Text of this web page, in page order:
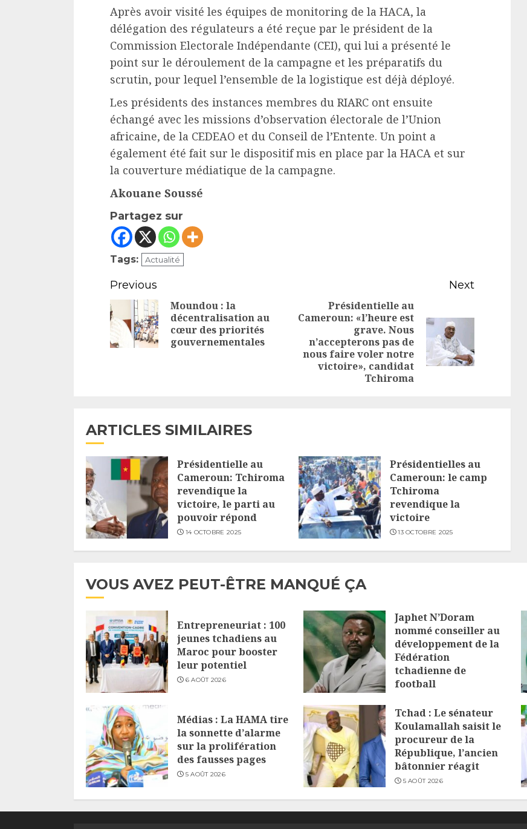
Après avoir visité les équipes de monitoring de la HACA, la
délégation des régulateurs a été reçue par le président de la
Commission Electorale Indépendante (CEI), qui lui a présenté le
point sur le déroulement de la campagne et les préparatifs du
scrutin, pour lequel l’ensemble de la logistique est déjà déployé.
Les présidents des instances membres du RIARC ont ensuite
échangé avec les missions d’observation électorale de l’Union
africaine, de la CEDEAO et du Conseil de l’Entente. Un point a
également été fait sur le dispositif mis en place par la HACA et sur
la couverture médiatique de la campagne.
Akouane Soussé
Partagez sur
Tags: Actualité
Continue
Reading
Previous
Previous
post:
Moundou : la
décentralisation au
cœur des priorités
gouvernementales
Next
Next
post:
Présidentielle au
Cameroun: «l’heure est
grave. Nous
n’accepterons pas de
nous faire voler notre
victoire», candidat
Tchiroma
ARTICLES SIMILAIRES
Présidentielle au
Cameroun: Tchiroma
revendique la
victoire, le parti au
pouvoir répond
14 OCTOBRE 2025
Présidentielles au
Cameroun: le camp
Tchiroma
revendique la
victoire
13 OCTOBRE 2025
VOUS AVEZ PEUT-ÊTRE MANQUÉ ÇA
Entrepreneuriat : 100
jeunes tchadiens au
Maroc pour booster
leur potentiel
6 AOÛT 2026
Japhet N’Doram
nommé conseiller au
développement de la
Fédération
tchadienne de
football
Médias : La HAMA tire
la sonnette d’alarme
sur la prolifération
des fausses pages
5 AOÛT 2026
Tchad : Le sénateur
Koulamallah saisit le
procureur de la
République, l’ancien
bâtonnier réagit
5 AOÛT 2026